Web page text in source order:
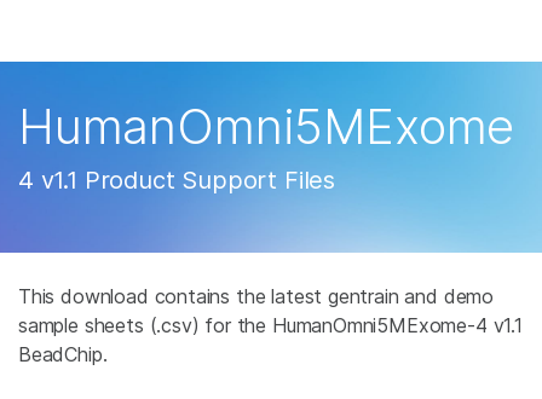
学习
推荐内容链接
HumanOmni5MExome
4 v1.1 Product Support Files
This download contains the latest gentrain and demo
sample sheets (.csv) for the HumanOmni5MExome-4 v1.1
BeadChip.
癌症研究
微生物学
临床肿瘤学